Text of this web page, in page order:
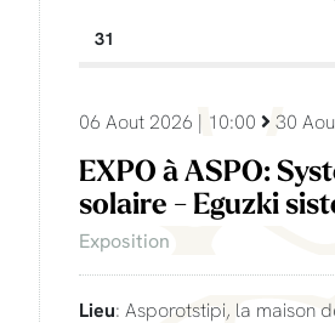
31
06 Aout 2026 | 10:00 30
EXPO à ASPO:
solaire - Eguzki
Exposition
Lieu: Asporotstipi, la maison